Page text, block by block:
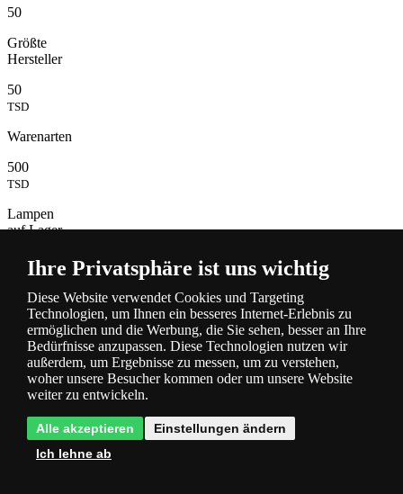
50
Größte
Hersteller
50
TSD
Warenarten
500
TSD
Lampen
auf Lager
Beschreibung
und Parameter
Ihre Privatsphäre ist uns wichtig
Diese Website verwendet Cookies und Targeting
Technologien, um Ihnen ein besseres Internet-Erlebnis zu
ermöglichen und die Werbung, die Sie sehen, besser an Ihre
Bedürfnisse anzupassen. Diese Technologien nutzen wir
außerdem, um Ergebnisse zu messen, um zu verstehen,
woher unsere Besucher kommen oder um unsere Website
weiter zu entwickeln.
Alle akzeptieren
Einstellungen ändern
Ich lehne ab